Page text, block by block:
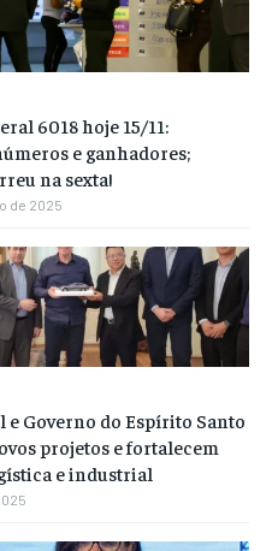
6018 hoje 15/11:
e ganhadores;
na sexta!
de 2025
e Governo do Espírito Santo
projetos e fortalecem
e industrial